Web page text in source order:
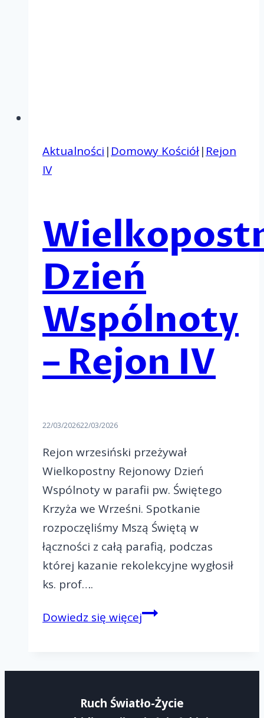
Aktualności | Domowy Kościół| Rejon
IV
Dzień
Wspólnoty
– Rejon IV
22/03/202622/03/2026
Rejon wrzesiński przeżywał
Wielkopostny Rejonowy Dzień
Wspólnoty w parafii pw. Świętego
Krzyża we Wrześni. Spotkanie
rozpoczęliśmy Mszą Świętą w
łączności z całą parafią, podczas
której kazanie rekolekcyjne wygłosił
ks. prof….
Dowiedz się więcejWielkopostny
–
IV
Ruch Światło-Życie